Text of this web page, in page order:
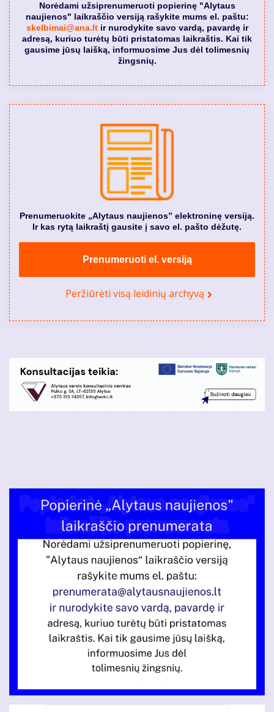
Norėdami užsiprenumeruoti popierinę "Alytaus
naujienos" laikraščio versiją rašykite mums el. paštu:
skelbimai@ana.ltir nurodykite savo vardą, pavardę ir
adresą, kuriuo turėtų būti pristatomas laikraštis. Kai tik
gausime jūsų laišką, informuosime Jus dėl tolimesnių
žingsnių.
Prenumeruokite „Alytaus naujienos” elektroninę versiją.
Ir kas rytą laikraštį gausite į savo el. pašto dėžutę.
Prenumeruoti el. versiją
Peržiūrėti visą leidinių archyvą